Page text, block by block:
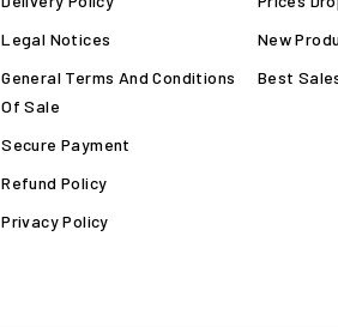
Legal Notices
General Terms And Conditions
Of Sale
Secure Payment
Refund Policy
Privacy Policy
New
Best